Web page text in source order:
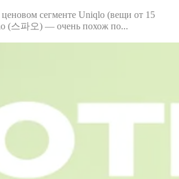
сегменте Uniqlo (вещи от 15
(스파오) — очень похож по...